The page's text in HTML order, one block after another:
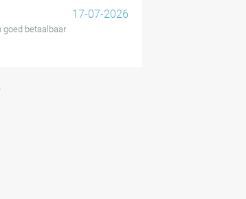
goed betaalbaar
17-07-2026